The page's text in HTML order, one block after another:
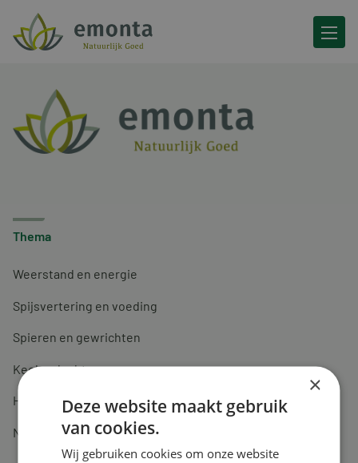
Ga naar de inhoud
Thema
Weerstand en energie
Spijsvertering en voeding
Spieren en gewrichten
Keel en luchtwegen
Huidverzorging
Nachtrust
×
Deze website maakt gebruik
van cookies.
Wij gebruiken cookies om onze website